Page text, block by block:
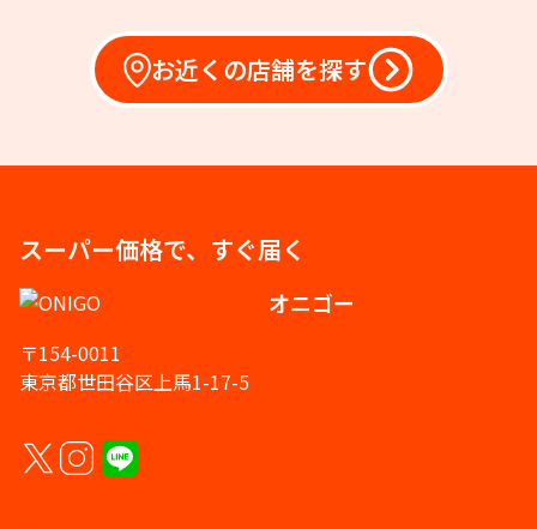
お近くの店舗を探す
スーパー価格で、すぐ届く
オニゴー
〒154-0011
東京都世田谷区上馬1-17-5